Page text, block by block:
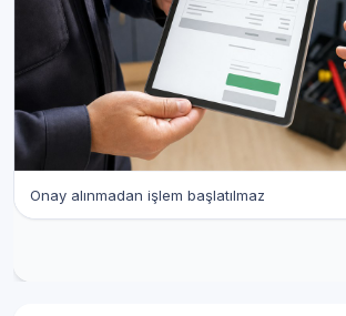
Onay alınmadan işlem başlatılmaz